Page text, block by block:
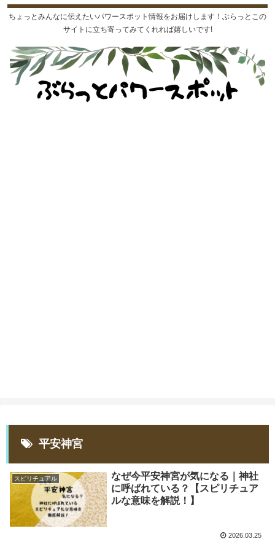
ちょっとみんなに伝えたいパワースポット情報をお届けします！ぶらっとこの
サイトに立ち寄ってみてくれれば嬉しいです!
平安神宮
スピリチュアル
なぜ今平安神宮が気になる｜神社
に呼ばれている？【スピリチュア
ルな意味を解説！】
2026.03.25